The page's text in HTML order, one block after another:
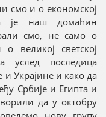
смо и о економској
је наш домаћин
смо, не само о
великој светској
услед последица
и Украјине и како да
Србије и Египта и
да у октобру